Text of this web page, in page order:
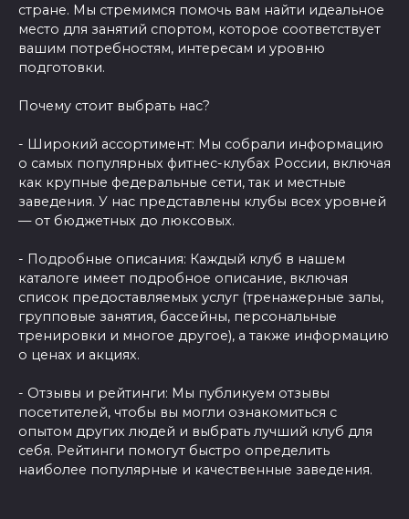
стране. Мы стремимся помочь вам найти идеальное
место для занятий спортом, которое соответствует
вашим потребностям, интересам и уровню
подготовки.
Почему стоит выбрать нас?
- Широкий ассортимент: Мы собрали информацию
о самых популярных фитнес-клубах России, включая
как крупные федеральные сети, так и местные
заведения. У нас представлены клубы всех уровней
— от бюджетных до люксовых.
- Подробные описания: Каждый клуб в нашем
каталоге имеет подробное описание, включая
список предоставляемых услуг (тренажерные залы,
групповые занятия, бассейны, персональные
тренировки и многое другое), а также информацию
о ценах и акциях.
- Отзывы и рейтинги: Мы публикуем отзывы
посетителей, чтобы вы могли ознакомиться с
опытом других людей и выбрать лучший клуб для
себя. Рейтинги помогут быстро определить
наиболее популярные и качественные заведения.